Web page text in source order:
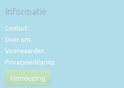
Informatie
Contact
Over ons
Voorwaarden
Privacyverklaring
Herroeping